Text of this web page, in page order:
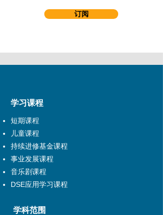
订阅
学习课程
短期课程
儿童课程
持续进修基金课程
事业发展课程
音乐剧课程
DSE应用学习课程
学科范围